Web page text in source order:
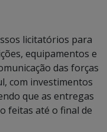
licitatórios para
equipamentos e
das forças
com investimentos
que as entregas
feitas até o final de